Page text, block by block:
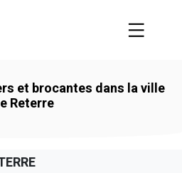
et brocantes dans la ville
Reterre